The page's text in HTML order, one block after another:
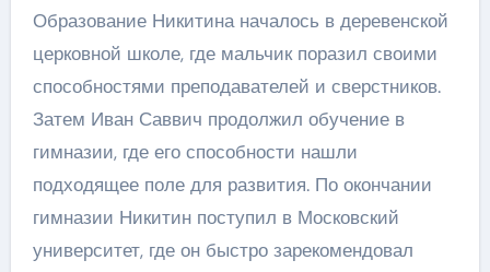
Образование Никитина началось в деревенской
церковной школе, где мальчик поразил своими
способностями преподавателей и сверстников.
Затем Иван Саввич продолжил обучение в
гимназии, где его способности нашли
подходящее поле для развития. По окончании
гимназии Никитин поступил в Московский
университет, где он быстро зарекомендовал